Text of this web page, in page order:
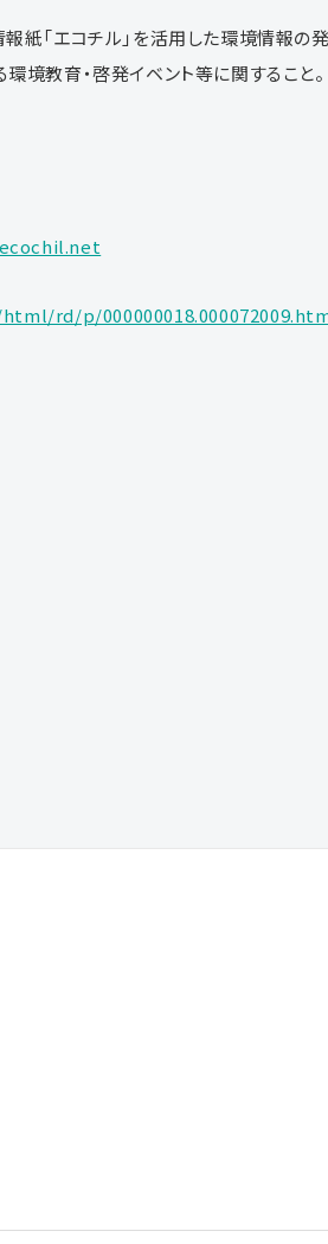
紙「エコチル」を活用した環境情報の
境教育・啓発イベント等に関すること。
rd/p/